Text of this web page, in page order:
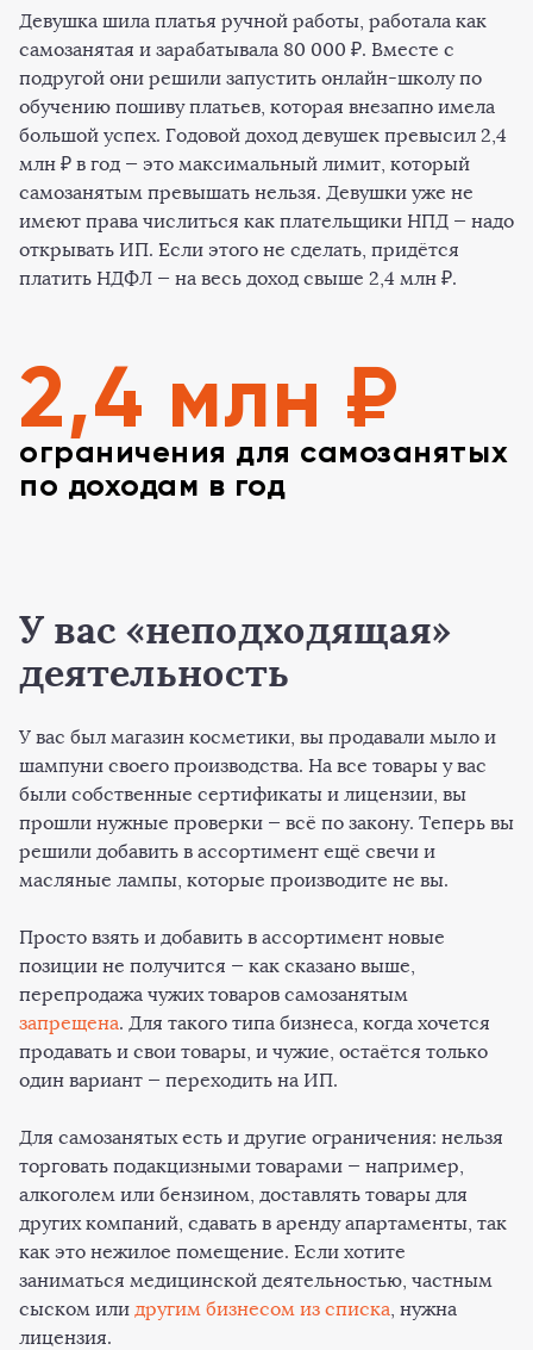
Девушка шила платья ручной работы, работала как
самозанятая и зарабатывала 80 000 ₽. Вместе с
подругой они решили запустить онлайн-школу по
обучению пошиву платьев, которая внезапно имела
большой успех. Годовой доход девушек превысил 2,4
млн ₽ в год — это максимальный лимит, который
самозанятым превышать нельзя. Девушки уже не
имеют права числиться как плательщики НПД — надо
открывать ИП. Если этого не сделать, придётся
платить НДФЛ — на весь доход свыше 2,4 млн ₽.
2,4 млн ₽
ограничения для самозанятых
по доходам в год
У вас «неподходящая»
деятельность
У вас был магазин косметики, вы продавали мыло и
шампуни своего производства. На все товары у вас
были собственные сертификаты и лицензии, вы
прошли нужные проверки — всё по закону. Теперь вы
решили добавить в ассортимент ещё свечи и
масляные лампы, которые производите не вы.
Просто взять и добавить в ассортимент новые
позиции не получится — как сказано выше,
перепродажа чужих товаров самозанятым
запрещена. Для такого типа бизнеса, когда хочется
продавать и свои товары, и чужие, остаётся только
один вариант — переходить на ИП.
Для самозанятых есть и другие ограничения: нельзя
торговать подакцизными товарами — например,
алкоголем или бензином, доставлять товары для
других компаний, сдавать в аренду апартаменты, так
как это нежилое помещение. Если хотите
заниматься медицинской деятельностью, частным
сыском или другим бизнесом из списка, нужна
лицензия.